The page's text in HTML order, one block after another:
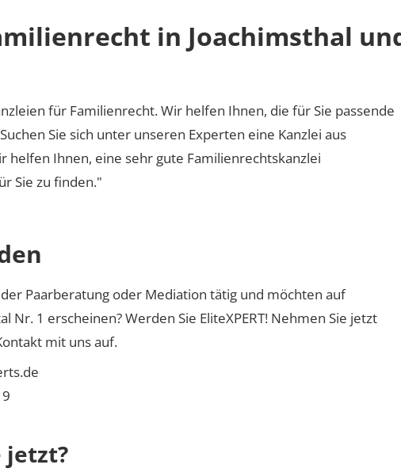
in Joachimsthal
für Familienrecht. Wir helfen Ihnen, die für Sie passende
Sie sich unter unseren Experten eine Kanzlei aus
helfen Ihnen, eine sehr gute Familienrechtskanzlei
Sie zu finden."
Paarberatung oder Mediation tätig und möchten auf
Nr. 1 erscheinen? Werden Sie EliteXPERT! Nehmen Sie jetzt
mit uns auf.
jetzt?